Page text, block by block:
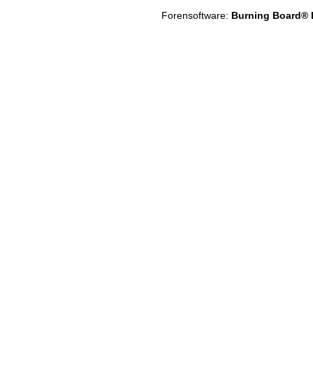
Forensoftware: Burning Board®